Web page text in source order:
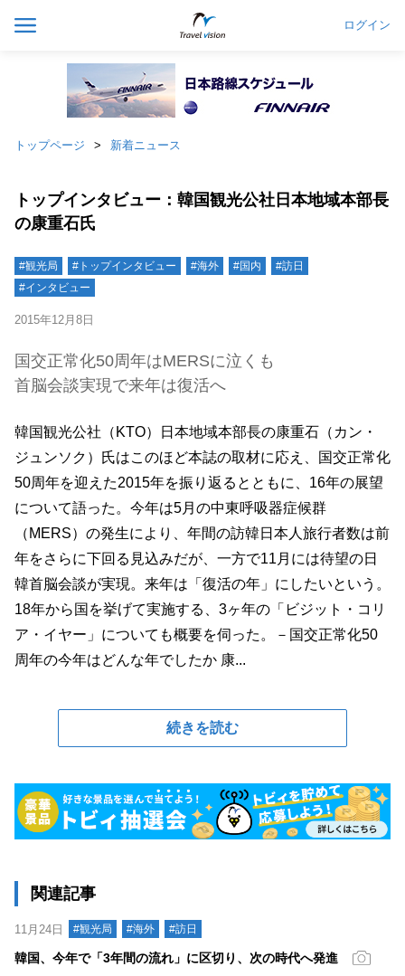
ログイン
トップページ 新着ニュース
トップインタビュー：韓国観光公社日本地域本部長
の康重石氏
#観光局 #トップインタビュー #海外 #国内
#訪日
#インタビュー
2015年12月8日
国交正常化50周年はMERSに泣くも
首脳会談実現で来年は復活へ
韓国観光公社（KTO）日本地域本部長の康重石（カン・
ジュンソク）氏はこのほど本誌の取材に応え、国交正常化
50周年を迎えた2015年を振り返るとともに、16年の展望
について語った。今年は5月の中東呼吸器症候群
（MERS）の発生により、年間の訪韓日本人旅行者数は前
年をさらに下回る見込みだが、一方で11月には待望の日
韓首脳会談が実現。来年は「復活の年」にしたいという。
18年から国を挙げて実施する、3ヶ年の「ビジット・コリ
ア・イヤー」についても概要を伺った。－国交正常化50
周年の今年はどんな年でしたか 康...
続きを読む
関連記事
11月24日 #観光局 #海外 #訪日
韓国、今年で「3年間の流れ」に区切り、次の時代へ発進